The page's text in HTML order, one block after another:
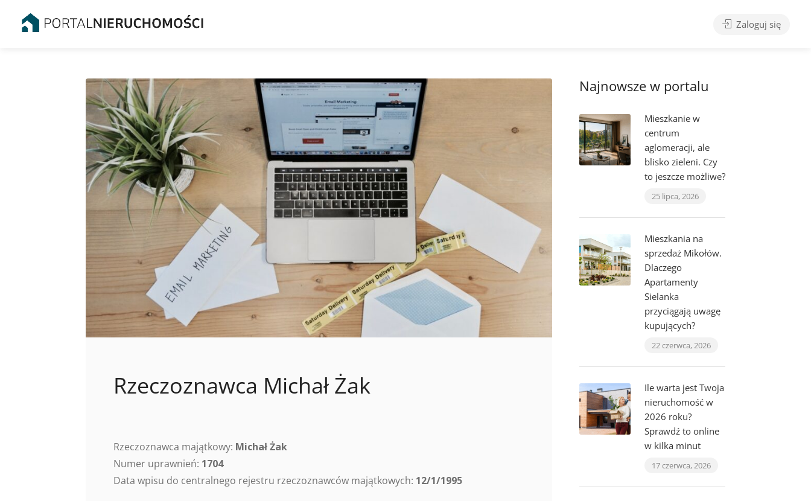
Zaloguj się
Rzeczoznawca Michał Żak
Rzeczoznawca majątkowy: Michał Żak
Numer uprawnień: 1704
Data wpisu do centralnego rejestru rzeczoznawców majątkowych: 12/1/1995
Najnowsze w portalu
Mieszkanie w
centrum
aglomeracji, ale
blisko zieleni. Czy
to jeszcze możliwe?
25 lipca, 2026
Mieszkania na
sprzedaż Mikołów.
Dlaczego
Apartamenty
Sielanka
przyciągają uwagę
kupujących?
22 czerwca, 2026
Ile warta jest Twoja
nieruchomość w
2026 roku?
Sprawdź to online
w kilka minut
17 czerwca, 2026